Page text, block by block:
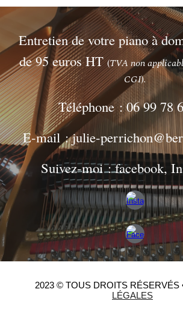
Entretien de votre piano à
de 95 euros HT(TVA non
CGI).
Téléphone : 06 99 78
E-mail : julie-
Suivez-moi : facebook,
2023 © TOUS DROITS RÉSERVÉS
LÉGALES